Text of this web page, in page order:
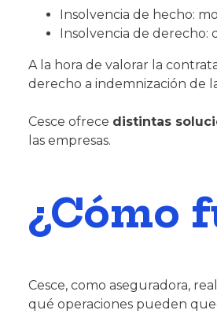
Insolvencia de hecho:
Insolvencia de derecho:
A la hora de valorar la
derecho a indemnización de
Cesce ofrece distintas
las empresas.
¿Cómo
Cesce, como aseguradora,
qué operaciones pueden